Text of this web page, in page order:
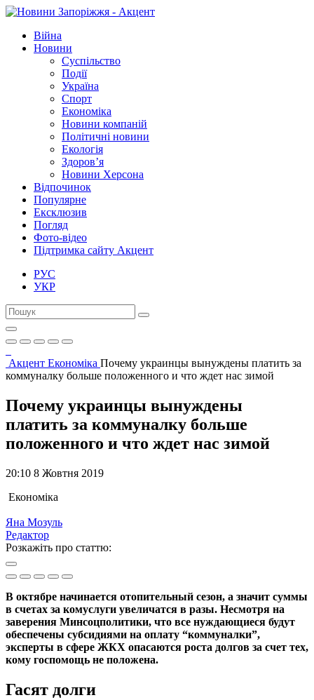
Війна
Новини
Суспільство
Події
Україна
Спорт
Економіка
Новини компаній
Політичні новини
Екологія
Здоров’я
Новини Херсона
Відпочинок
Популярне
Ексклюзив
Погляд
Фото-відео
Підтримка сайту Акцент
РУС
УКР
Акцент Економіка Почему украинцы вынуждены платить за
коммуналку больше положенного и что ждет нас зимой
Почему украинцы вынуждены
платить за коммуналку больше
положенного и что ждет нас зимой
20:10 8 Жовтня 2019
Економіка
Яна Мозуль
Редактор
Розкажіть про статтю:
В октябре начинается отопительный сезон, а значит суммы
в счетах за комуслуги увеличатся в разы. Несмотря на
заверения Минсоцполитики, что все нуждающиеся будут
обеспечены субсидиями на оплату “коммуналки”,
эксперты в сфере ЖКХ опасаются роста долгов за счет тех,
кому госпомощь не положена.
Гасят долги